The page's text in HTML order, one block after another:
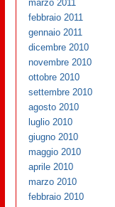
marzo 2011
febbraio 2011
gennaio 2011
dicembre 2010
novembre 2010
ottobre 2010
settembre 2010
agosto 2010
luglio 2010
giugno 2010
maggio 2010
aprile 2010
marzo 2010
febbraio 2010